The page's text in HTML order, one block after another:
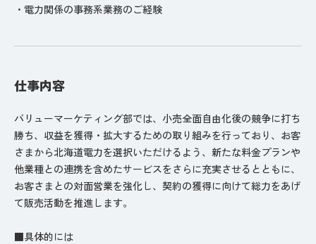
・電力関係の事務系業務のご経験
仕事内容
バリューマーケティング部では、小売全面自由化後の競争に打ち
勝ち、収益を獲得・拡大するための取り組みを行っており、お客
さまから北海道電力を選択いただけるよう、新たな料金プランや
他業種との連携を含めたサービスをさらに充実させるとともに、
お客さまとの対面営業を強化し、契約の獲得に向けて総力をあげ
て販売活動を推進します。
■具体的には